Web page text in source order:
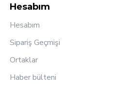
Hesabım
Hesabım
Sipariş Geçmişi
Ortaklar
Haber bülteni